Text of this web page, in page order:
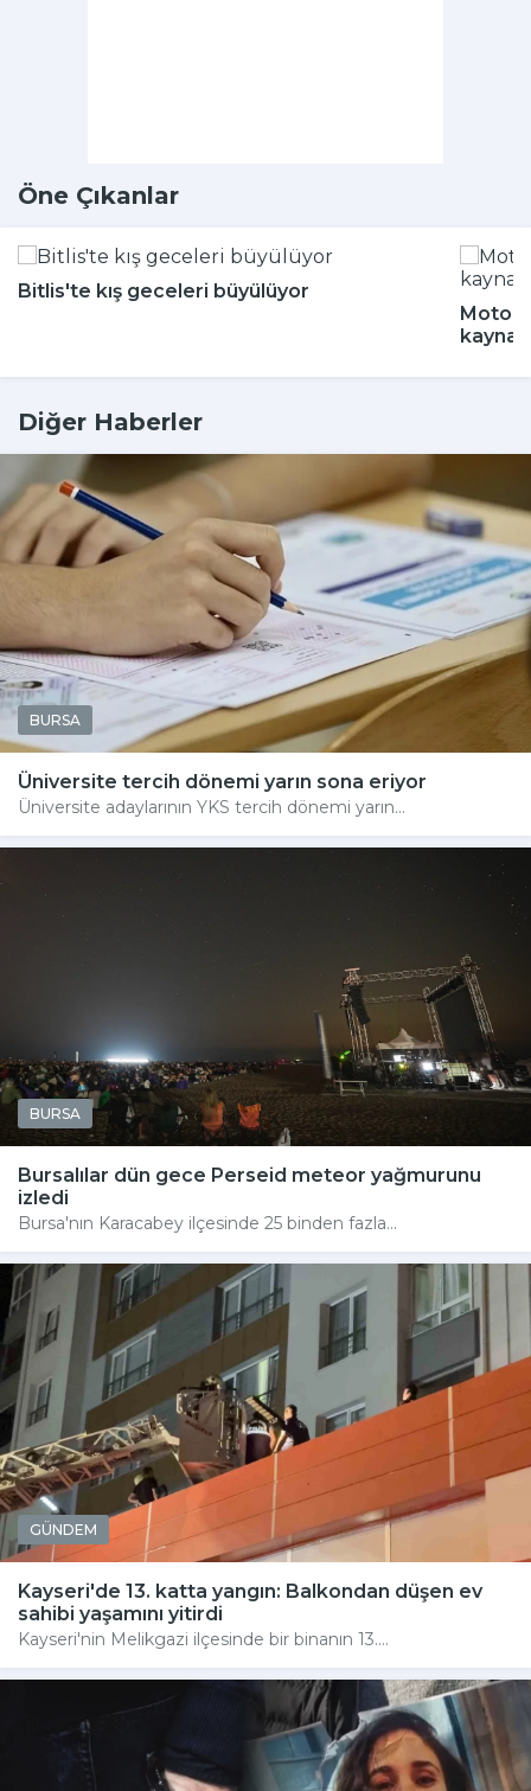
Öne Çıkanlar
Bitlis'te kış geceleri büyülüyor
Diğer Haberler
BURSA
Üniversite tercih dönemi yarın sona eriyor
Üniversite adaylarının YKS tercih dönemi yarın...
BURSA
Bursalılar dün gece Perseid meteor yağmurunu
izledi
Bursa'nın Karacabey ilçesinde 25 binden fazla...
GÜNDEM
Kayseri'de 13. katta yangın: Balkondan düşen ev
sahibi yaşamını yitirdi
Kayseri'nin Melikgazi ilçesinde bir binanın 13....